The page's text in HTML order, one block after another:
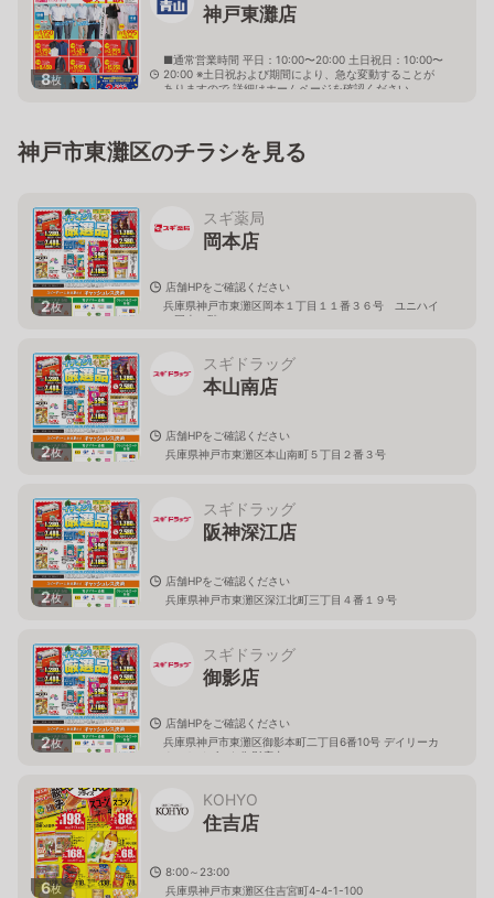
8枚
神戸東灘店
■通常営業時間 平日：10:00〜20:00 土日祝日：10:00〜
20:00 ※土日祝および期間により、急な変動することが
ありますので 詳細はホームページを確認ください
神戸市東灘区のチラシを見る
2枚
スギ薬局
岡本店
店舗HPをご確認ください
兵庫県神戸市東灘区岡本１丁目１１番３６号 ユニハイ
ム岡本１階
2枚
スギドラッグ
本山南店
店舗HPをご確認ください
兵庫県神戸市東灘区本山南町５丁目２番３号
2枚
スギドラッグ
阪神深江店
店舗HPをご確認ください
兵庫県神戸市東灘区深江北町三丁目４番１９号
2枚
スギドラッグ
御影店
店舗HPをご確認ください
兵庫県神戸市東灘区御影本町二丁目6番10号 デイリーカ
ナートイズミヤ御影店内
6枚
KOHYO
住吉店
8:00～23:00
兵庫県神戸市東灘区住吉宮町4-4-1-100